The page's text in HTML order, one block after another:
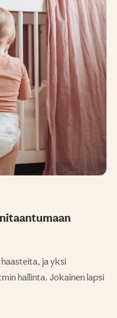
ja yksi
hallinta. Jokainen lapsi